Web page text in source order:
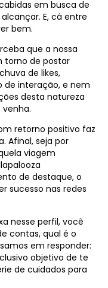
em busca de
E, cá entre
bem.
que a nossa
torno de postar
de likes,
de interação, e nem
desta natureza
retorno positivo faz
Afinal, seja por
viagem
de destaque, o
sucesso nas redes
nesse perfil, você
contas, qual é o
em responder:
objetivo de te
de cuidados para